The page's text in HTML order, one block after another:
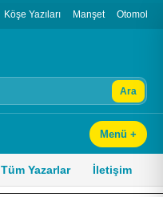
Köşe Yazıları Manşet Otomobil
Ara
Menü +
Tüm Yazarlar İletişim